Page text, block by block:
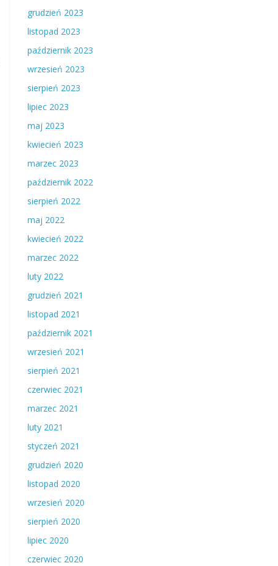
grudzień 2023
listopad 2023
październik 2023
wrzesień 2023
sierpień 2023
lipiec 2023
maj 2023
kwiecień 2023
marzec 2023
październik 2022
sierpień 2022
maj 2022
kwiecień 2022
marzec 2022
luty 2022
grudzień 2021
listopad 2021
październik 2021
wrzesień 2021
sierpień 2021
czerwiec 2021
marzec 2021
luty 2021
styczeń 2021
grudzień 2020
listopad 2020
wrzesień 2020
sierpień 2020
lipiec 2020
czerwiec 2020